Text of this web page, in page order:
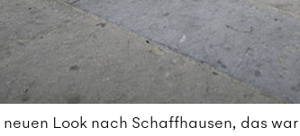
Look nach Schaffhausen, das